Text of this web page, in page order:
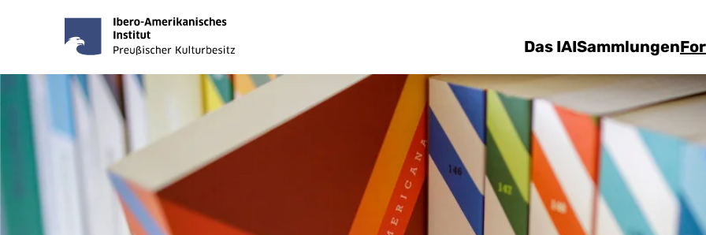
Das IAISammlungen